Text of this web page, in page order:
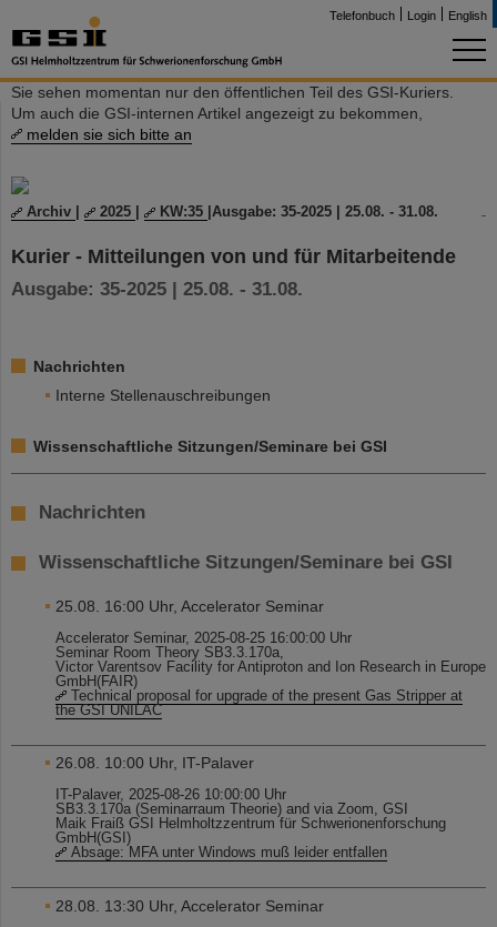
Telefonbuch Login English
Sie sehen momentan nur den öffentlichen Teil des GSI-Kuriers.
Um auch die GSI-internen Artikel angezeigt zu bekommen,
melden sie sich bitte an
Archiv 2025 KW:35 Ausgabe: 35-2025 | 25.08. - 31.08.
Kurier - Mitteilungen von und für Mitarbeitende
Ausgabe: 35-2025 | 25.08. - 31.08.
Nachrichten
Interne Stellenauschreibungen
Wissenschaftliche Sitzungen/Seminare bei GSI
Nachrichten
Wissenschaftliche Sitzungen/Seminare bei GSI
25.08. 16:00 Uhr, Accelerator Seminar
Accelerator Seminar, 2025-08-25 16:00:00 Uhr
Seminar Room Theory SB3.3.170a,
Victor Varentsov Facility for Antiproton and Ion Research in Europe
GmbH(FAIR)
Technical proposal for upgrade of the present Gas Stripper at
the GSI UNILAC
26.08. 10:00 Uhr, IT-Palaver
IT-Palaver, 2025-08-26 10:00:00 Uhr
SB3.3.170a (Seminarraum Theorie) and via Zoom, GSI
Maik Fraiß GSI Helmholtzzentrum für Schwerionenforschung
GmbH(GSI)
Absage: MFA unter Windows muß leider entfallen
28.08. 13:30 Uhr, Accelerator Seminar